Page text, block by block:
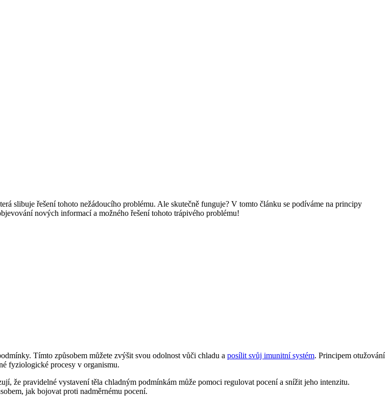
slibuje řešení tohoto nežádoucího problému. Ale skutečně funguje? V tomto článku se podíváme na principy
nových informací a možného řešení tohoto trápivého problému!
Tímto způsobem můžete zvýšit svou odolnost vůči chladu a posílit svůj imunitní systém. Principem otužování
fyziologické procesy v organismu.
že pravidelné vystavení těla chladným podmínkám může pomoci regulovat pocení a snížit jeho intenzitu.
jak bojovat proti nadměrnému pocení.